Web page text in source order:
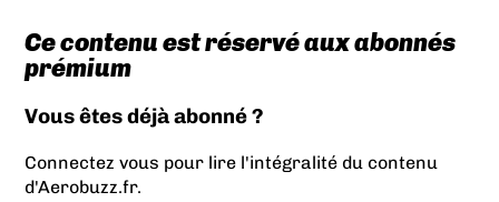
Ce contenu est réservé aux abonnés
prémium
Vous êtes déjà abonné ?
Connectez vous pour lire l'intégralité du contenu
d'Aerobuzz.fr.